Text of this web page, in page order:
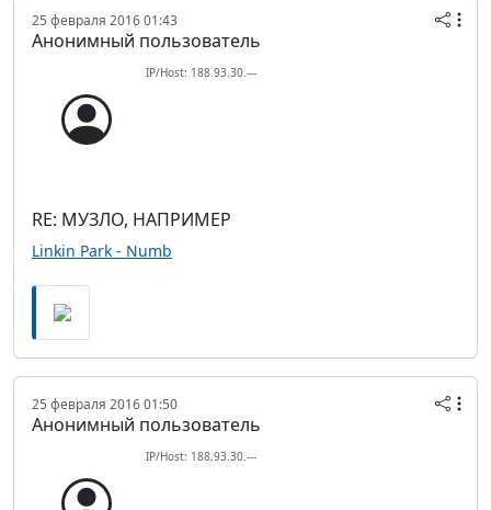
25 февраля 2016 01:43
Анонимный пользователь
IP/Host: 188.93.30.---
RE: МУЗЛО, НАПРИМЕР
Linkin Park - Numb
25 февраля 2016 01:50
Анонимный пользователь
IP/Host: 188.93.30.---